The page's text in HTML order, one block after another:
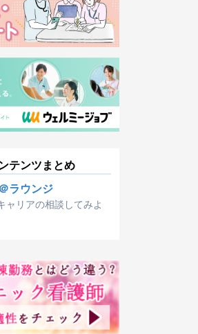
テンツまとめ
ラウンジ
ャリアの相談してみよ